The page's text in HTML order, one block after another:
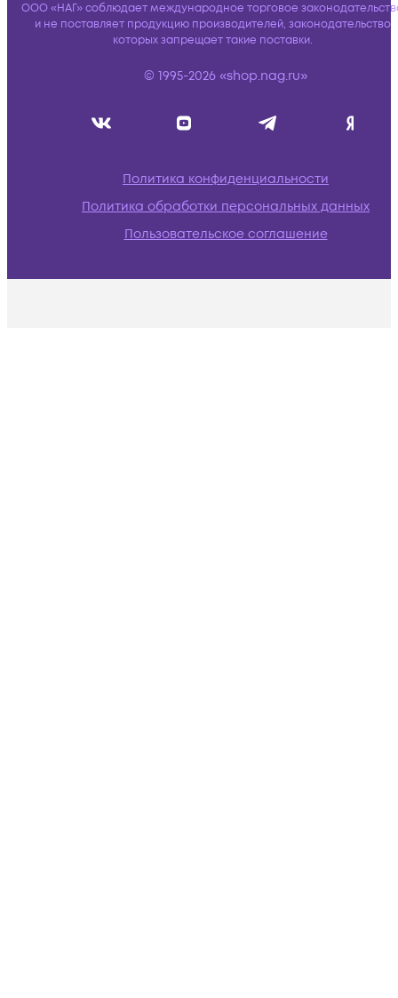
ООО «НАГ» соблюдает международное торговое
и не поставляет продукцию производителей, законодательство
которых запрещает такие поставки.
© 1995-2026 «shop.nag.ru»
Политика конфиденциальности
Политика обработки персональных данных
Пользовательское соглашение